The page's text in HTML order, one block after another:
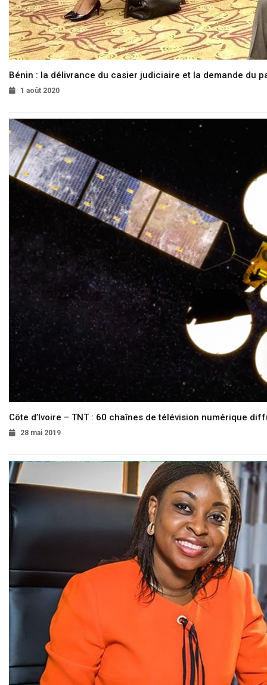
Bénin : la délivrance du casier judiciaire et la demande du
1 août 2020
Côte d’Ivoire – TNT : 60 chaînes de télévision numérique
28 mai 2019